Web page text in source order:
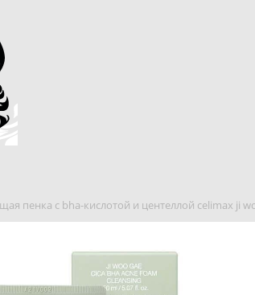
пенка с bha-кислотой и центеллой celimax ji